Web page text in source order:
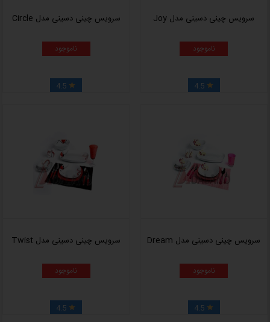
سرویس چینی دسینی مدل Joy
ناموجود

4.5
سرویس چینی دسینی مدل Circle
ناموجود

سرویس چینی دسینی مدل Dream
ناموجود

4.5
سرویس چینی دسینی مدل Twist
ناموجود
